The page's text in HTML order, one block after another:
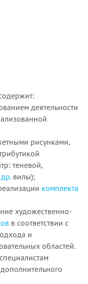
деятельности
рисунками,
теневой,
др.вилы);
комплекта
художественно-
в соответствии с
и
областей.